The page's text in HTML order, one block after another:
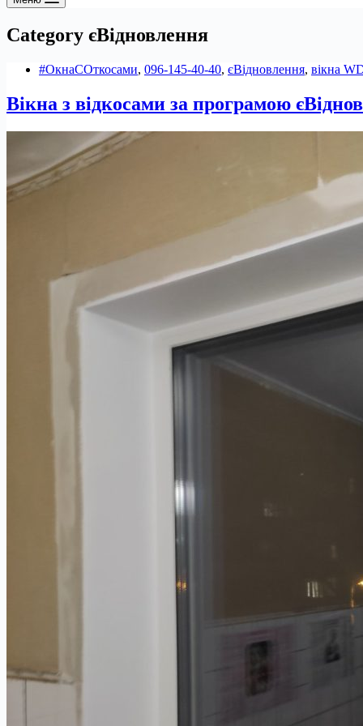
Category єВідновлення
#ОкнаСОткосами, 096-145-40-40, єВідновлення, вікна
Вікна з відкосами за програмою